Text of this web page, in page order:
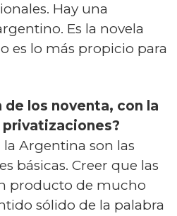
Hay una
Es la novela
es lo más propicio para
los noventa, con la
Argentina son las
básicas. Creer que las
producto de mucho
sólido de la palabra